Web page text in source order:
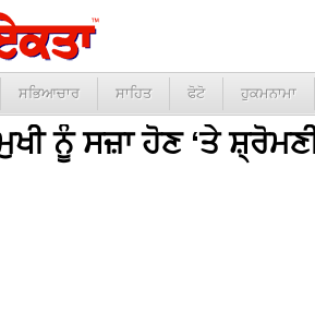
ਸਭਿਆਚਾਰ ਸਾਹਿਤ ਫੋਟੋ ਹੁਕਮਨਾਮਾ
ਨੂੰ ਸਜ਼ਾ ਹੋਣ ‘ਤੇ